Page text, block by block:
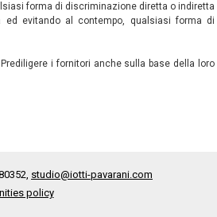
forma di discriminazione diretta o indiretta
evitando al contempo, qualsiasi forma di
i fornitori anche sulla base della loro
studio@iotti-pavarani.com
policy